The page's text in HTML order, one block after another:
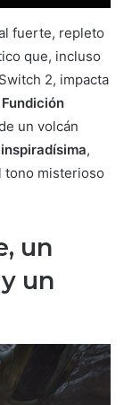
fuerte, repleto
que, incluso
2, impacta
Fundición
un volcán
,
tono misterioso
un
un